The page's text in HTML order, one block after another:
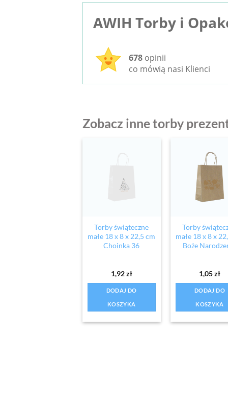
AWIH Torby i
678 opinii
co mówią nasi Klienci
Zobacz inne torby
Torby świąteczne
małe 18 x 8 x 22,5 cm
Choinka 36
1,92zł
DODAJ DO
KOSZYKA
Torby
małe 18 x 8 x
Boże
1,05zł
DODAJ DO
KOSZYKA